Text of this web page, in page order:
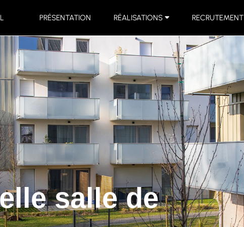
PRÉSENTATION RÉALISATIONS RECRUTEMENT
salle de